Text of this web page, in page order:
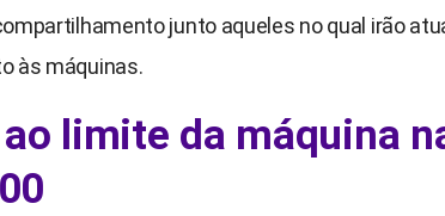
junto aqueles no qual irão
às máquinas.
limite da máquina